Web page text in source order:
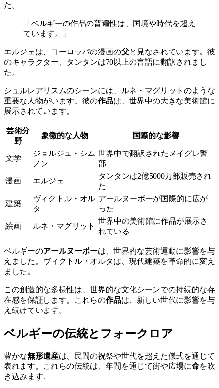
た。
「ベルギーの作品の普遍性は、国境や時代を超え
ています。」
エルジェは、ヨーロッパの漫画の父と見なされています。彼
のキャラクター、タンタンは70以上の言語に翻訳されまし
た。
シュルレアリスムのシーンには、ルネ・マグリットのような
重要な人物がいます。彼の作品は、世界中の大きな美術館に
展示されています。
芸術分
野
象徴的な人物 国際的な影響
文学
ジョルジュ・シム
ノン
世界中で翻訳されたメイグレ警
部
漫画 エルジェ
タンタンは2億5000万部販売され
た
建築
ヴィクトル・オル
タ
アールヌーボーが国際的に広が
った
絵画 ルネ・マグリット
世界中の美術館に作品が展示さ
れている
ベルギーのアールヌーボーは、世界的な芸術運動に影響を与
えました。ヴィクトル・オルタは、現代建築を革命的に変え
ました。
この創造的な多様性は、世界的な文化シーンでの持続的な存
在感を保証します。これらの作品は、新しい世代に影響を与
え続けています。
ベルギーの伝統とフォークロア
豊かな無形遺産は、民間の祝祭や世代を超えた儀式を通じて
表れます。これらの伝統は、年間を通じて街や広場に命を吹
き込みます。